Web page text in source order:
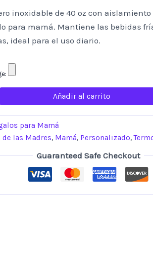
inoxidable de 40 oz con
para mamá. Mantiene las bebidas
ideal para el uso diario.
Añadir al carrito
para Mamá
de las Madres, Mamá, Personalizado,
Guaranteed Safe Checkout